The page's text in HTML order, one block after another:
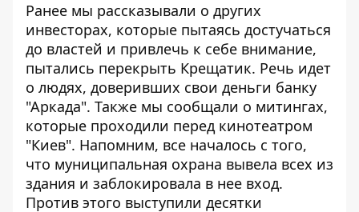
Ранее мы рассказывали о других
инвесторах, которые пытаясь достучаться
до властей и привлечь к себе внимание,
пытались перекрыть Крещатик. Речь идет
о людях, доверивших свои деньги банку
"Аркада". Также мы сообщали о митингах,
которые проходили перед кинотеатром
"Киев". Напомним, все началось с того,
что муниципальная охрана вывела всех из
здания и заблокировала в нее вход.
Против этого выступили десятки